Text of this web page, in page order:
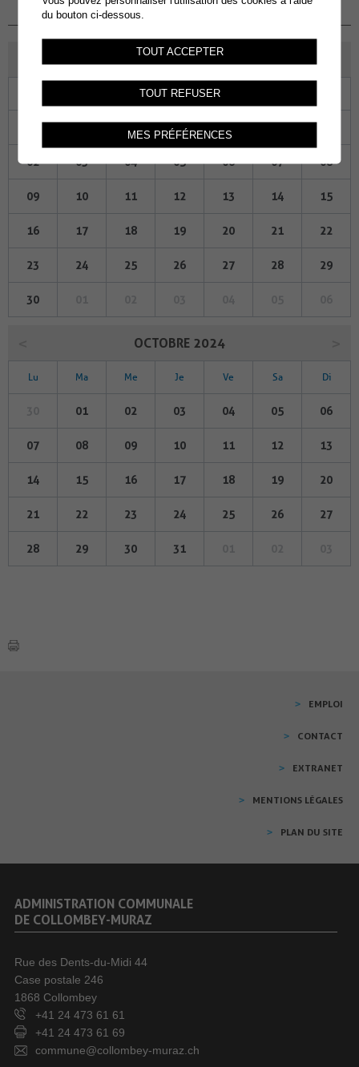
SEPTEMBRE 2024
Je
27 28 29 30 31
02 03 04 05 06 07 08
09 10 11 12 13 14 15
16 17 18 19 20 21 22
23 24 25 26 27 28 29
30
OCTOBRE 2024
Lu Ma Me Je Ve Sa Di
01 02 03 04 05 06
07 08 09 10 11 12 13
14 15 16 17 18 19 20
21 22 23 24 25 26 27
28 29 30 31
EMPLOI
CONTACT
EXTRANET
MENTIONS LÉGALES
PLAN DU SITE
ADMINISTRATION COMMUNALE
DE COLLOMBEY-MURAZ
Rue des Dents-du-Midi 44
Case postale 246
1868 Collombey
+41 24 473 61 61
+41 24 473 61 69
commune@collombey-muraz.ch
du bouton ci-dessous.
TOUT ACCEPTER
TOUT REFUSER
MES PRÉFÉRENCES